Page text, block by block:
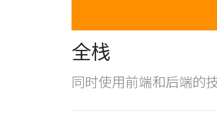
全栈
同时使用前端和后端的